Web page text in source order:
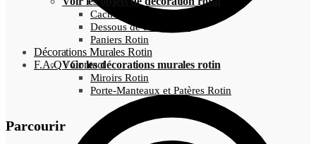
F.A.Q / Contact
Cache-Pots Osier
Dessous de Plats Rotin
Paniers Rotin
Décorations Murales Rotin
Voir les décorations murales rotin
Miroirs Rotin
Porte-Manteaux et Patères Rotin
Parcourir